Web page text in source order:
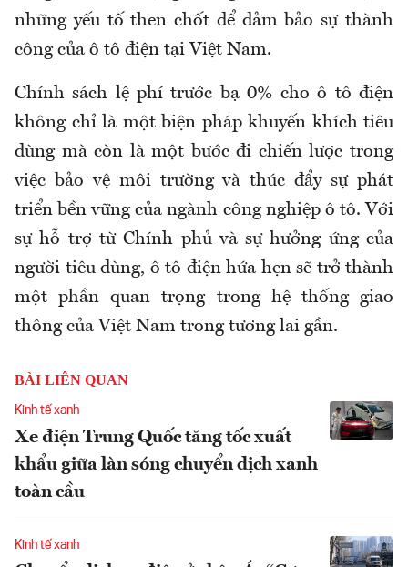
những yếu tố then chốt để đảm bảo sự thành
công của ô tô điện tại Việt Nam.
Chính sách lệ phí trước bạ 0% cho ô tô điện
không chỉ là một biện pháp khuyến khích tiêu
dùng mà còn là một bước đi chiến lược trong
việc bảo vệ môi trường và thúc đẩy sự phát
triển bền vững của ngành công nghiệp ô tô. Với
sự hỗ trợ từ Chính phủ và sự hưởng ứng của
người tiêu dùng, ô tô điện hứa hẹn sẽ trở thành
một phần quan trọng trong hệ thống giao
thông của Việt Nam trong tương lai gần.
BÀI LIÊN QUAN
Kinh tế xanh
Xe điện Trung Quốc tăng tốc xuất
khẩu giữa làn sóng chuyển dịch xanh
toàn cầu
Kinh tế xanh